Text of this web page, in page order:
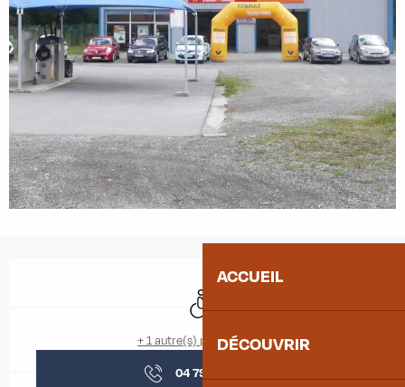
ACCUEIL
DÉCOUVRIR
Accès handicapés
+ 1 autre(s) prestation(s)
04 79 83 19